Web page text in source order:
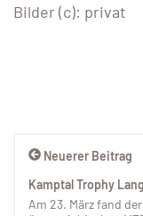
Bilder (c): privat
Neuerer Beitrag
Kamptal Trophy
Am 23. März fand